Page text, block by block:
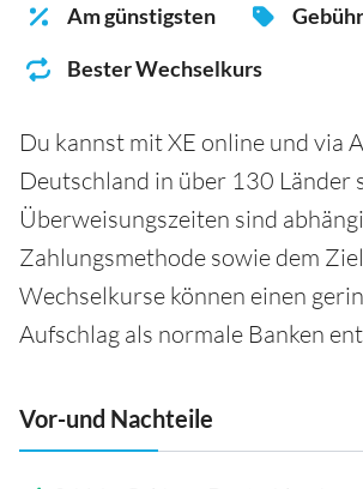
Am günstigsten
Bester Wechselkurs
Du kannst mit XE online und via
Deutschland in über 130 Länder
Überweisungszeiten sind
Zahlungsmethode sowie dem
Wechselkurse können einen
Aufschlag als normale Banken
Vor-und Nachteile